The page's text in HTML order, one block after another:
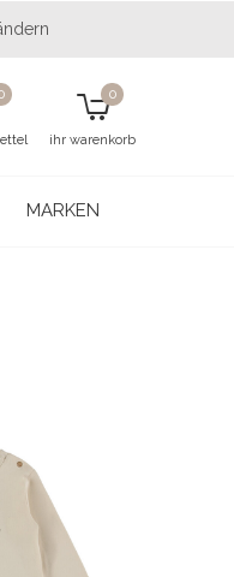
MARKEN
ihr warenkorb
0